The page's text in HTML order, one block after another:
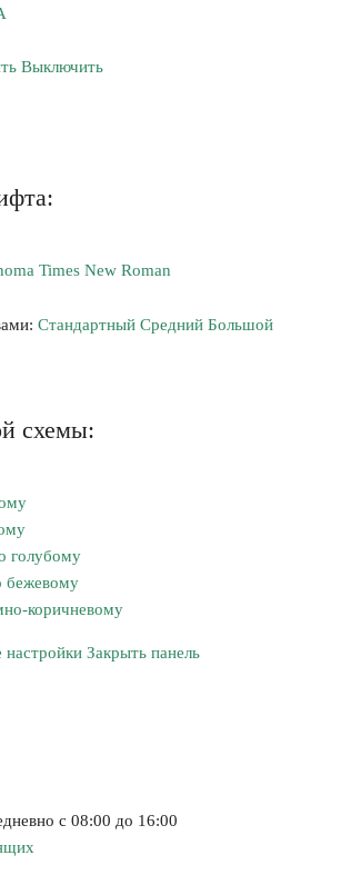
Выключить
Times New Roman
Стандартный Средний Большой
схемы:
голубому
бежевому
коричневому
настройки Закрыть панель
с 08:00 до 16:00